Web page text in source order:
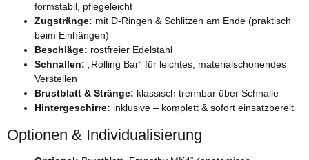
formstabil, pflegeleicht
Zugstränge: mit D-Ringen & Schlitzen am Ende (praktisch
beim Einhängen)
Beschläge: rostfreier Edelstahl
Schnallen: „Rolling Bar“ für leichtes, materialschonendes
Verstellen
Brustblatt & Stränge: klassisch trennbar über Schnalle
Hintergeschirre: inklusive – komplett & sofort einsatzbereit
Optionen & Individualisierung